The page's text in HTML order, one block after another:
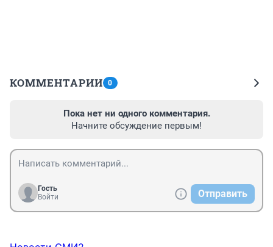
КОММЕНТАРИИ 0
Пока нет ни одного комментария.
Начните обсуждение первым!
Гость
Войти
Отправить